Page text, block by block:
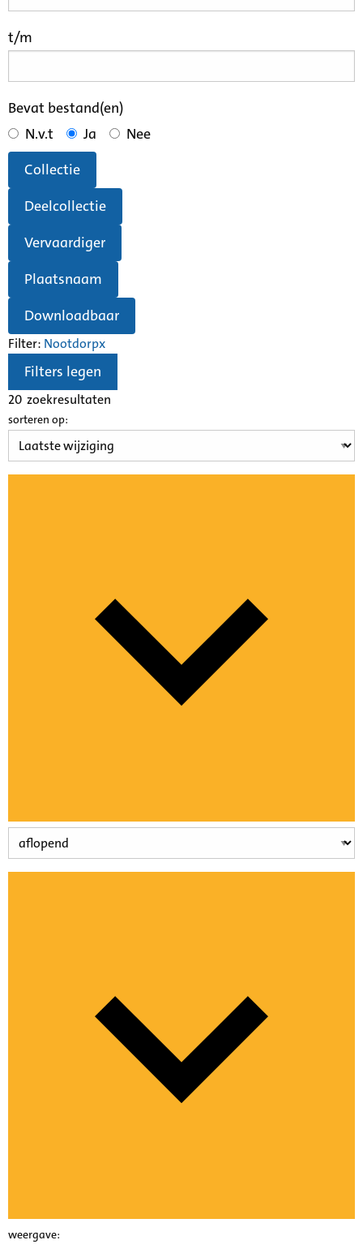
t/m
Bevat bestand(en)
N.v.t
Ja
Nee
Collectie
Deelcollectie
Vervaardiger
Plaatsnaam
Downloadbaar
Filter: Nootdorpx
Filters legen
20 zoekresultaten
sorteren op:
weergave: